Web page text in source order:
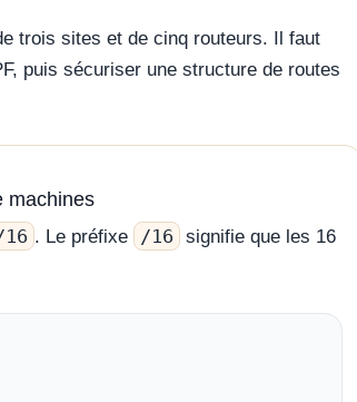
trois sites et de cinq routeurs. Il faut
puis sécuriser une structure de routes
machines
. Le préfixe /16
signifie que les 16